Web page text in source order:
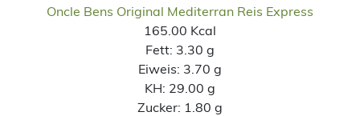
Oncle Bens Original Mediterran Reis Express
165.00 Kcal
Fett: 3.30 g
Eiweis: 3.70 g
KH: 29.00 g
Zucker: 1.80 g